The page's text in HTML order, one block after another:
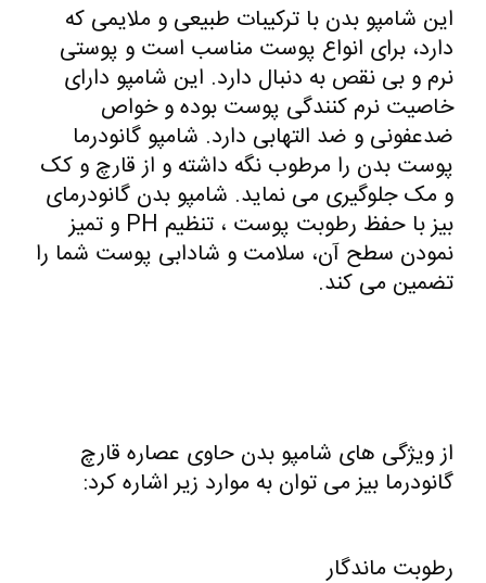
این شامپو بدن با ترکیبات طبیعی و ملایمی که
دارد، برای انواع پوست مناسب است و پوستی
نرم و بی نقص به دنبال دارد. این شامپو دارای
خاصیت نرم کنندگی پوست بوده و خواص
ضدعفونی و ضد التهابی دارد. شامپو گانودرما
پوست بدن را مرطوب نگه داشته و از قارچ و کک
و مک جلوگیری می نماید. شامپو بدن گانودرمای
بیز با حفظ رطوبت پوست ، تنظیم PH و تمیز
نمودن سطح آن، سلامت و شادابی پوست شما را
تضمین می کند.
از ویژگی های شامپو بدن حاوی عصاره قارچ
گانودرما بیز می توان به موارد زیر اشاره کرد:
رطوبت ماندگار